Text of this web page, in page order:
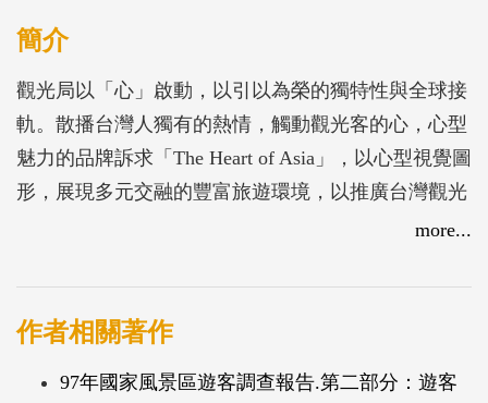
簡介
觀光局以「心」啟動，以引以為榮的獨特性與全球接
軌。散播台灣人獨有的熱情，觸動觀光客的心，心型
魅力的品牌訴求「The Heart of Asia」，以心型視覺圖
形，展現多元交融的豐富旅遊環境，以推廣台灣觀光
more...
作者相關著作
97年國家風景區遊客調查報告.第二部分：遊客